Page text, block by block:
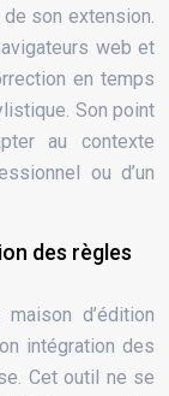
son extension.
web et
en temps
Son point
au contexte
ou d’un
des règles
d’édition
intégration des
Cet outil ne se